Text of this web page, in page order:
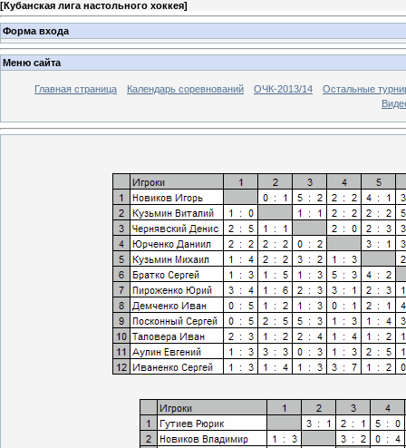
[Кубанская лига настольного хоккея]
Форма входа
Меню сайта
Главная страница Календарь соревнований ОЧК-2013/14
Остальные